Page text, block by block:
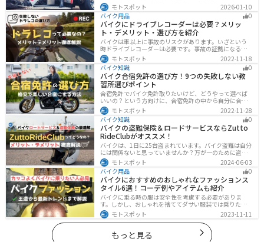
が、自立する「トライク」は普通自動車免許で運転で
き、ヘルメット着用も任意です。維持費はバイク並みです
が、運転特性や駐車ルールは車種により異なるため、事
前の確認が大切です。
モトスポット
2026-01-10
バイク用品
0
バイクにドライブレコーダーは必要？メリッ
ト・デメリット・選び方を紹介
バイクは車以上に事故のリスクがあります。いざという
時ドライブレコーダーは必要です。事故の証拠になるの
はもちろん、ツーリングの記録など多数のメリットがあ
ります。ドライブレコーダーのメリットデメリット、選
び方についてまとめました。付けようか悩んでいる人は
参考にしてください。
モトスポット
2022-11-18
バイク知識
0
バイク合宿免許の選び方！9つの失敗しない教
習所選びポイント
合宿免許でバイク免許取りたいけど、どうやって選べば
いいの？という方向けに、合宿免許の中から自分に合っ
た教習所を選ぶ方法をまとめました。押さえるべきポイ
ントは9つです。料金をできるだけ抑えたり、旅行も兼ね
て楽しみたい人必見です！
モトスポット
2022-11-28
バイク知識
0
バイクの盗難保険＆ロードサービスならZutto
RideClubがオススメ！
バイクは、1日に25台盗まれています。バイク盗難は自分
には関係ないと思っていませんか？万が一のために盗難
保険を検討しておきましょう。この記事ではオススメの
バイク盗難保険「ZuttoRideClub」について解説します。
ロードサービスや会員限定特典などもあるので、お得な
バイク盗難保険を探している人に最適です。
モトスポット
2024-06-03
バイク用品
0
バイクにおすすめのおしゃれなファッションス
タイル6選！コーデ例やアイテムも紹介
バイクに乗る時の服は安全性を考慮する必要がありま
す。しかし、おしゃれを捨ててダサい服装では乗りたく
ないですよね？せっかくならカッコよく風を切って街を
歩きたいもの。この記事では、そんな願いを叶えるた
め、王道から流行ファッションまでバイクに乗るときの
ファッションを解説します。
モトスポット 2023-11-11
もっと見る